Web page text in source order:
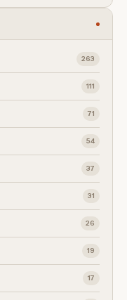
263
111
71
54
37
31
26
19
17